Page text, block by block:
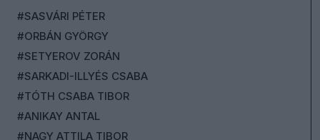
#SASVÁRI PÉTER
#ORBÁN GYÖRGY
#SETYEROV ZORÁN
#SARKADI-ILLYÉS CSABA
#TÓTH CSABA TIBOR
#ANIKAY ANTAL
#NAGY ATTILA TIBOR